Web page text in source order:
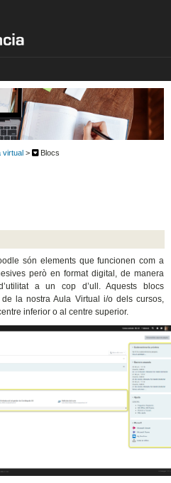
virtual > Blocs
són elements que funcionen com a
però en format digital, de manera
a un cop d’ull. Aquests blocs
la nostra Aula Virtual i/o dels cursos,
inferior o al centre superior.